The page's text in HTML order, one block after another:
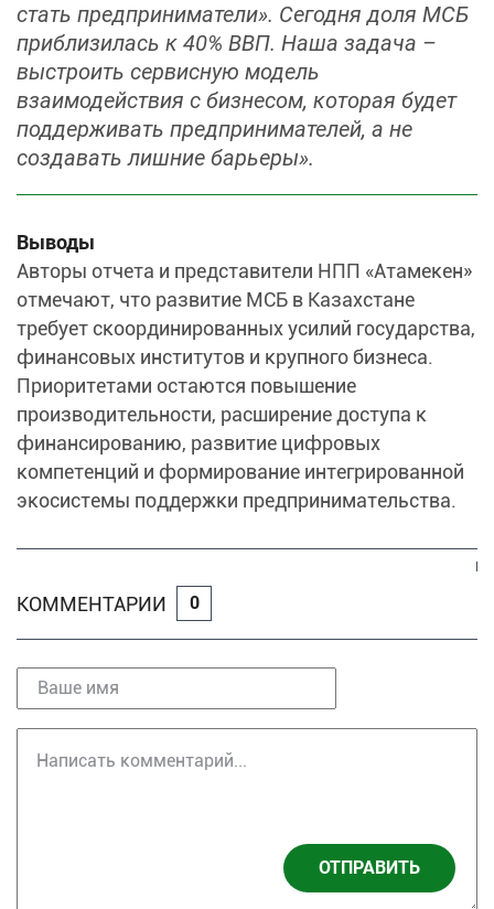
стать предприниматели». Сегодня доля МСБ
приблизилась к 40% ВВП. Наша задача –
выстроить сервисную модель
взаимодействия с бизнесом, которая будет
поддерживать предпринимателей, а не
создавать лишние барьеры».
Выводы
Авторы отчета и представители НПП «Атамекен»
отмечают, что развитие МСБ в Казахстане
требует скоординированных усилий государства,
финансовых институтов и крупного бизнеса.
Приоритетами остаются повышение
производительности, расширение доступа к
финансированию, развитие цифровых
компетенций и формирование интегрированной
экосистемы поддержки предпринимательства.
КОММЕНТАРИИ 0
ОТПРАВИТЬ